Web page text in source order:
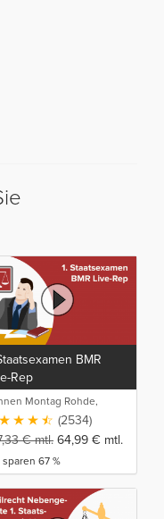
BMR
Rep
Montag Rohde,
Intensivlehrgänge
(2534)
€mtl. 64,99 € mtl.
sparen 67 %